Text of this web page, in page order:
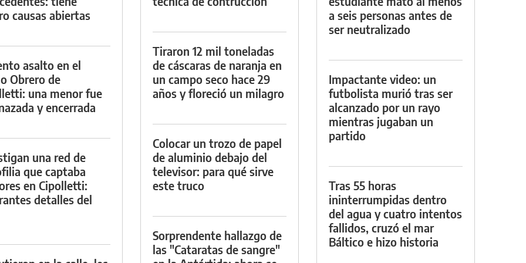
causas abiertas
asalto en el
Obrero de
una menor fue
y encerrada
una red de
que captaba
en Cipolletti:
detalles del
Tiraron 12 mil toneladas
de cáscaras de naranja en
un campo seco hace 29
años y floreció un milagro
Colocar un trozo de papel
de aluminio debajo del
televisor: para qué sirve
este truco
Sorprendente hallazgo de
las "Cataratas de sangre"
a seis personas antes de
ser neutralizado
Impactante video: un
futbolista murió tras ser
alcanzado por un rayo
mientras jugaban un
partido
Tras 55 horas
ininterrumpidas dentro
del agua y cuatro intentos
fallidos, cruzó el mar
Báltico e hizo historia